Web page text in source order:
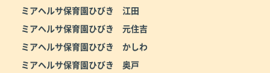
ミアヘルサ保育園ひびき 江田
ミアヘルサ保育園ひびき 元住吉
ミアヘルサ保育園ひびき かしわ
ミアヘルサ保育園ひびき 奥戸